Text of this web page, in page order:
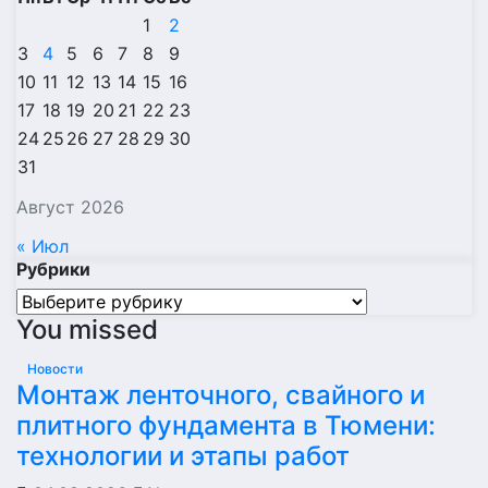
Август 2026
1
2
3
4 5 6 7 8
9
10 11 12 13 14 15 16
17 18 19 20 21 22 23
24 25 26 27 28 29 30
31
« Июл
Рубрики
Рубрики
You missed
Новости
Монтаж ленточного, свайного и
плитного фундамента в Тюмени:
технологии и этапы работ